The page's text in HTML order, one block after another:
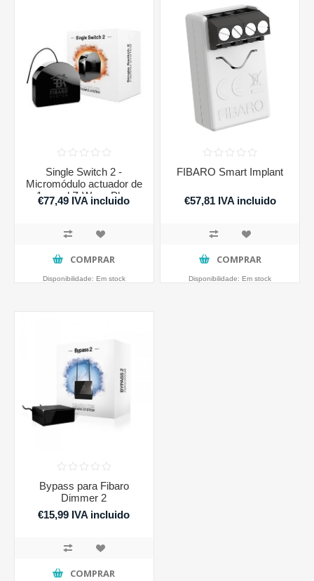
Single Switch 2 -
Micromódulo actuador de
1 canal Z-Wave Plus
€77,49 IVA incluido
COMPRAR
Disponibilidade: Em stock
FIBARO Smart Implant
€57,81 IVA incluido
COMPRAR
Disponibilidade: Em stock
Bypass para Fibaro
Dimmer 2
€15,99 IVA incluido
COMPRAR